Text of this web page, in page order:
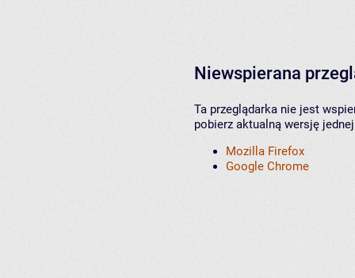
Niewspierana
Ta przeglądarka nie jest
pobierz aktualną wersję
Mozilla Firefox
Google Chrome